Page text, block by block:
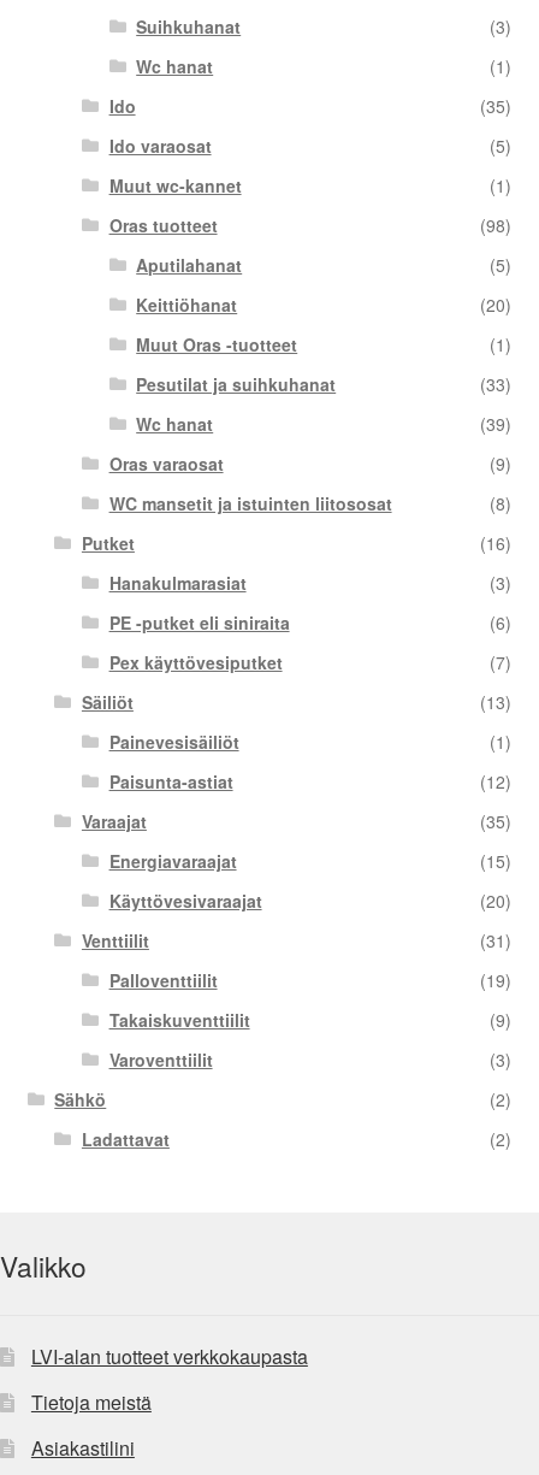
Suihkuhanat
(3)
Wc hanat
(1)
Ido
(35)
Ido varaosat
(5)
Muut wc-kannet
(1)
Oras tuotteet
(98)
Aputilahanat
(5)
Keittiöhanat
(20)
Muut Oras -tuotteet
(1)
Pesutilat ja suihkuhanat
(33)
Wc hanat
(39)
Oras varaosat
(9)
WC mansetit ja istuinten liitososat
(8)
Putket
(16)
Hanakulmarasiat
(3)
PE -putket eli siniraita
(6)
Pex käyttövesiputket
(7)
Säiliöt
(13)
Painevesisäiliöt
(1)
Paisunta-astiat
(12)
Varaajat
(35)
Energiavaraajat
(15)
Käyttövesivaraajat
(20)
Venttiilit
(31)
Palloventtiilit
(19)
Takaiskuventtiilit
(9)
Varoventtiilit
(3)
Sähkö
(2)
Ladattavat
(2)
Valikko
LVI-alan tuotteet verkkokaupasta
Tietoja meistä
Asiakastilini